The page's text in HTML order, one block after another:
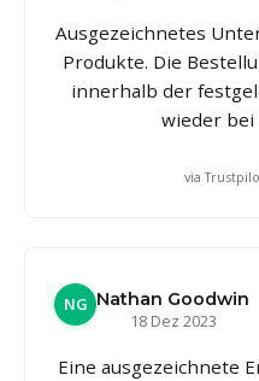
Ausgezeichnetes
Produkte. Die
innerhalb der
wieder bei
via
NG Nathan Goodwin
18 Dez 2023
Eine ausgezeichnete